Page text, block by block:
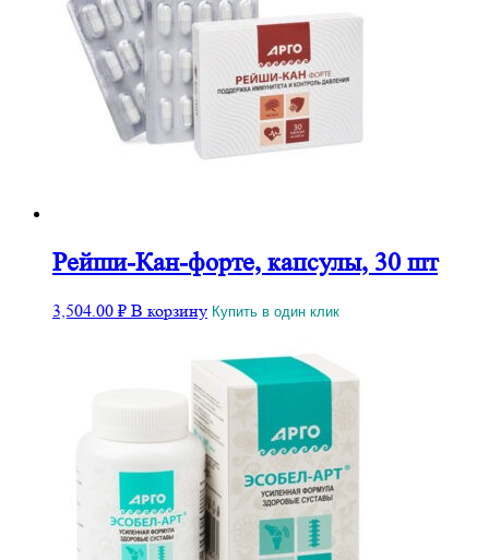
Рейши-Кан-форте, капсулы, 30 шт
3,504.00 ₽ В корзину Купить в один клик